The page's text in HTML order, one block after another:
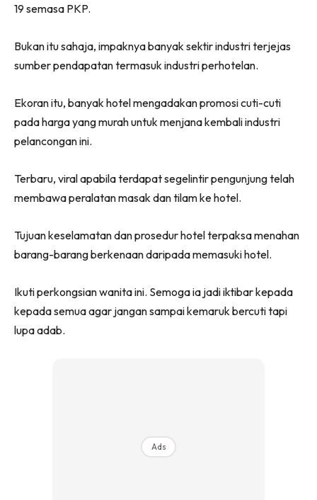
19 semasa PKP.
Bukan itu sahaja, impaknya banyak sektir industri terjejas
sumber pendapatan termasuk industri perhotelan.
Ekoran itu, banyak hotel mengadakan promosi cuti-cuti
pada harga yang murah untuk menjana kembali industri
pelancongan ini.
Terbaru, viral apabila terdapat segelintir pengunjung telah
membawa peralatan masak dan tilam ke hotel.
Tujuan keselamatan dan prosedur hotel terpaksa menahan
barang-barang berkenaan daripada memasuki hotel.
Ikuti perkongsian wanita ini. Semoga ia jadi iktibar kepada
kepada semua agar jangan sampai kemaruk bercuti tapi
lupa adab.
Ads